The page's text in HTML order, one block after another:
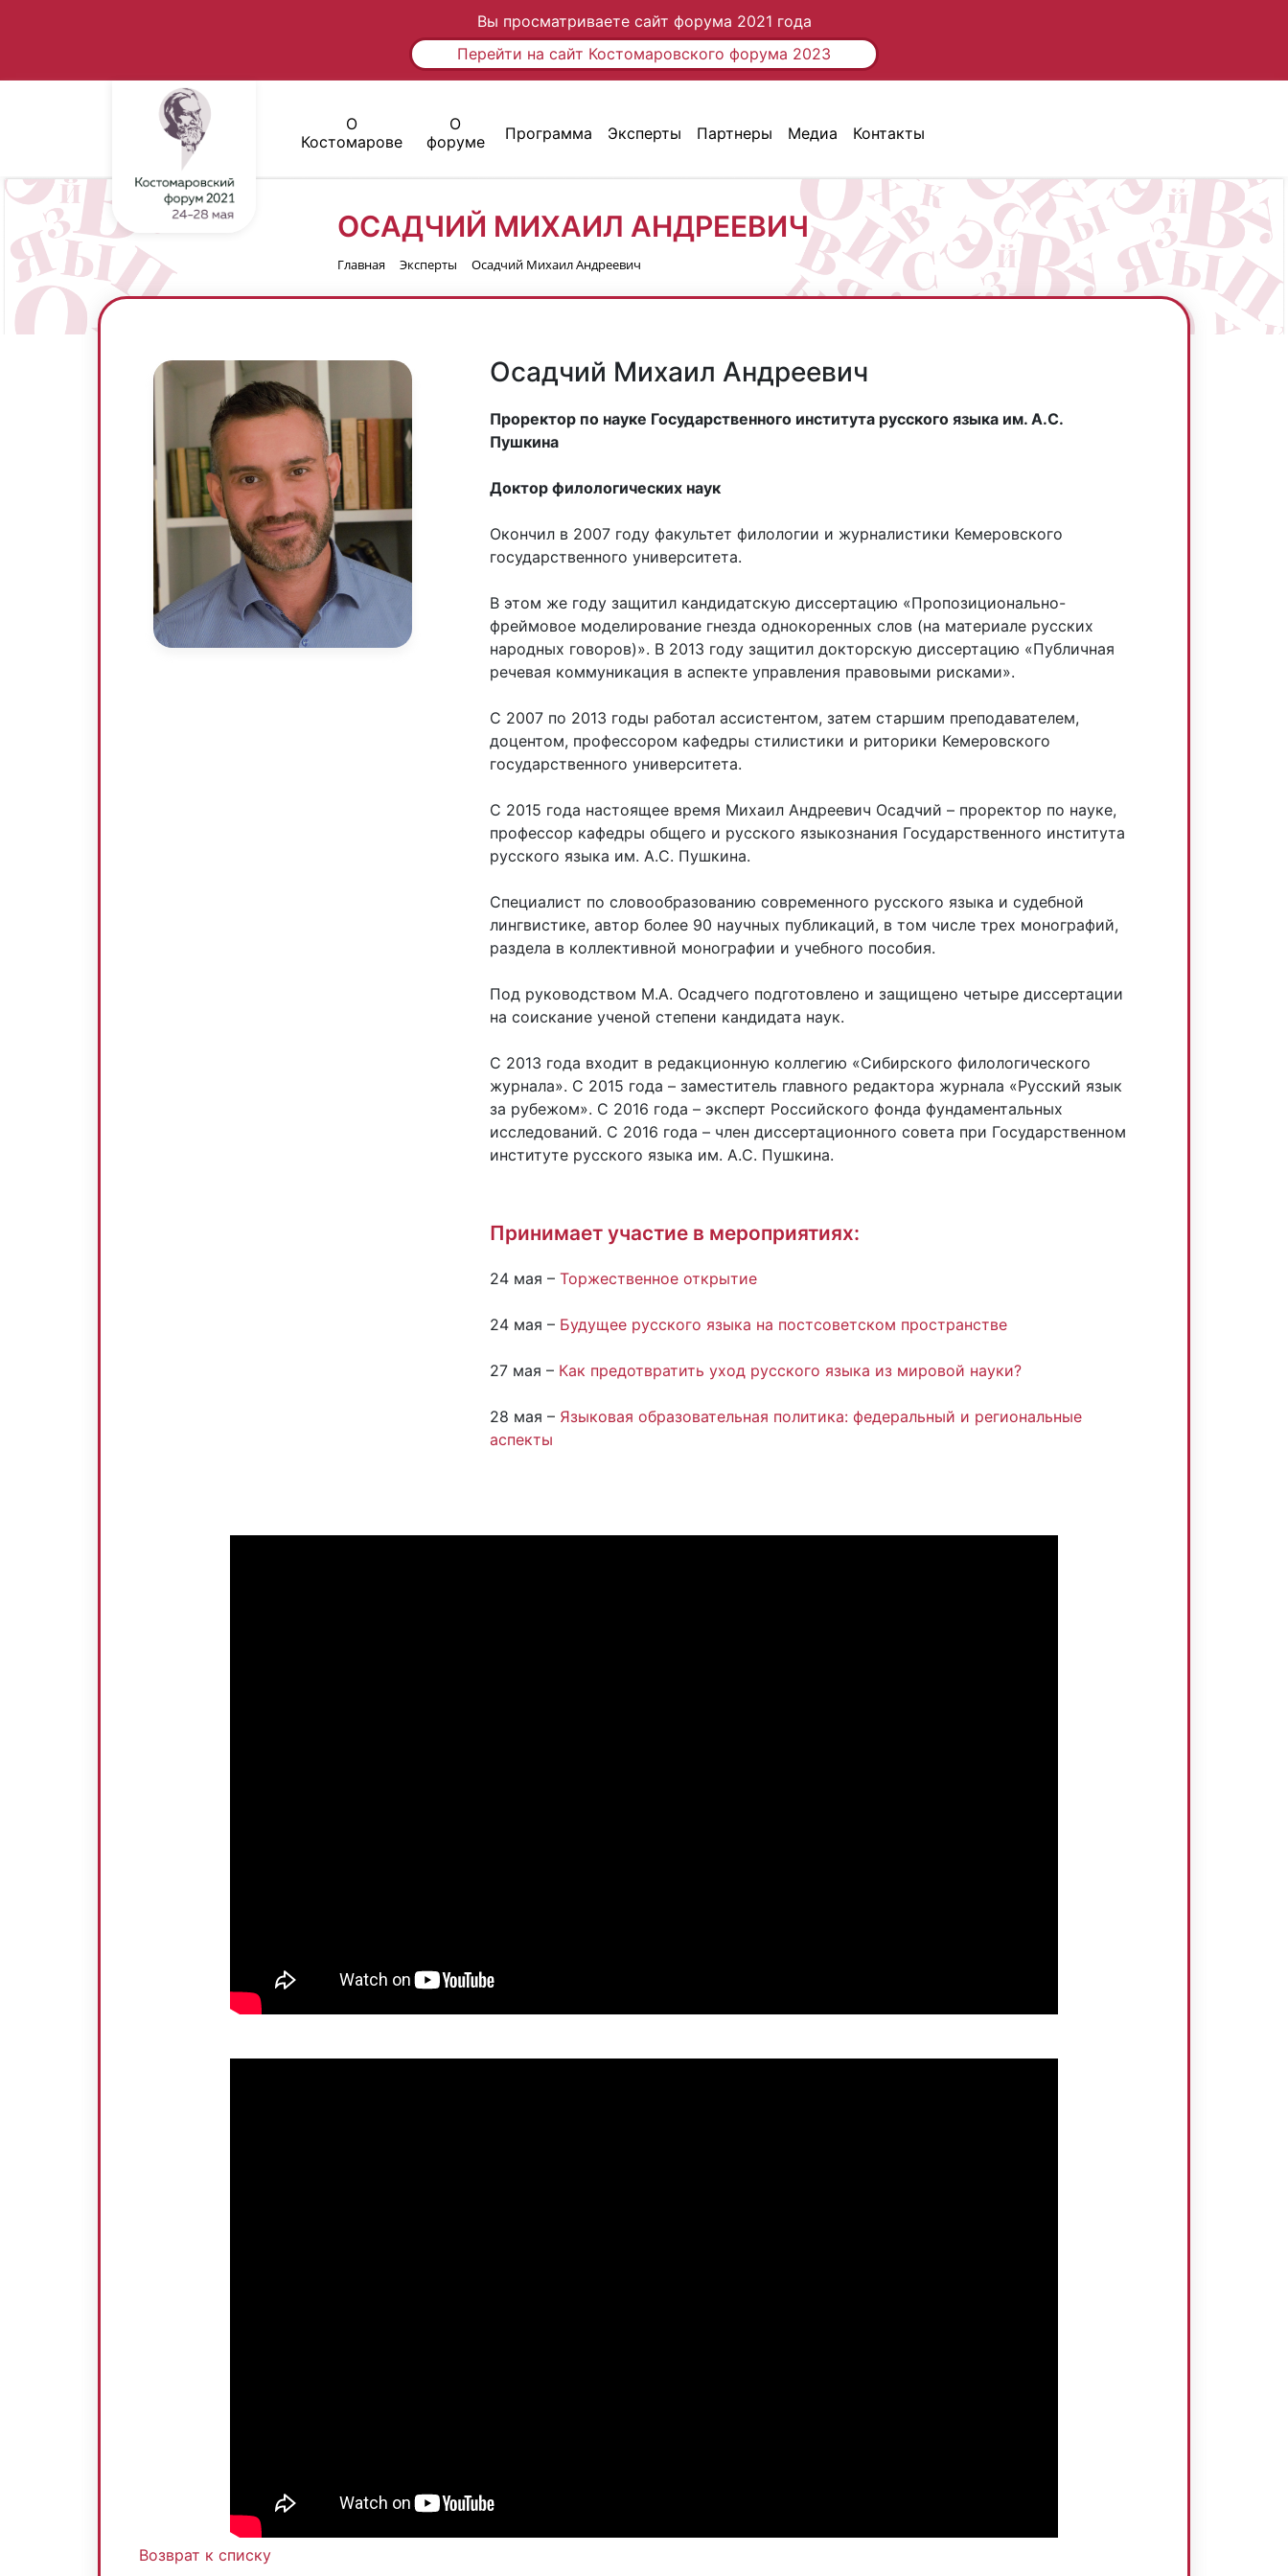
Вы просматриваете сайт форума 2021 года
Перейти на сайт Костомаровского форума 2023
О
Костомарове
О
форуме
Программа Эксперты Партнеры Медиа Контакты
ОСАДЧИЙ МИХАИЛ АНДРЕЕВИЧ
Главная Эксперты Осадчий Михаил Андреевич
Осадчий Михаил Андреевич
Проректор по науке Государственного института русского языка им. А.С.
Пушкина
Доктор филологических наук
Окончил в 2007 году факультет филологии и журналистики Кемеровского
государственного университета.
В этом же году защитил кандидатскую диссертацию «Пропозиционально-
фреймовое моделирование гнезда однокоренных слов (на материале русских
народных говоров)». В 2013 году защитил докторскую диссертацию «Публичная
речевая коммуникация в аспекте управления правовыми рисками».
С 2007 по 2013 годы работал ассистентом, затем старшим преподавателем,
доцентом, профессором кафедры стилистики и риторики Кемеровского
государственного университета.
С 2015 года настоящее время Михаил Андреевич Осадчий – проректор по науке,
профессор кафедры общего и русского языкознания Государственного института
русского языка им. А.С. Пушкина.
Специалист по словообразованию современного русского языка и судебной
лингвистике, автор более 90 научных публикаций, в том числе трех монографий,
раздела в коллективной монографии и учебного пособия.
Под руководством М.А. Осадчего подготовлено и защищено четыре диссертации
на соискание ученой степени кандидата наук.
С 2013 года входит в редакционную коллегию «Сибирского филологического
журнала». С 2015 года – заместитель главного редактора журнала «Русский язык
за рубежом». С 2016 года – эксперт Российского фонда фундаментальных
исследований. C 2016 года – член диссертационного совета при Государственном
институте русского языка им. А.С. Пушкина.
Принимает участие в мероприятиях:
24 мая –Торжественное открытие
24 мая – Будущее русского языка на постсоветском пространстве
27 мая – Как предотвратить уход русского языка из мировой науки?
28 мая – Языковая образовательная политика: федеральный и региональные
аспекты
Возврат к списку